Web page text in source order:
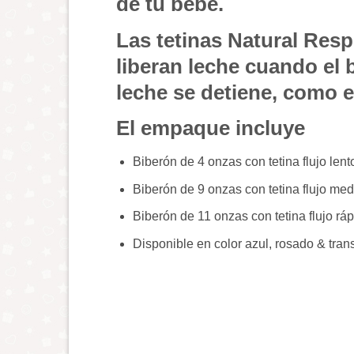
Las tetinas Natural
liberan leche cuando el
leche se detiene, como
El empaque incluye
Biberón de 4 onzas con tetina flujo
Biberón de 9 onzas con tetina flujo
Biberón de 11 onzas con tetina flujo
Disponible en color azul, rosado &